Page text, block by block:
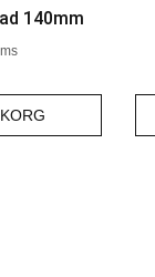
140mm